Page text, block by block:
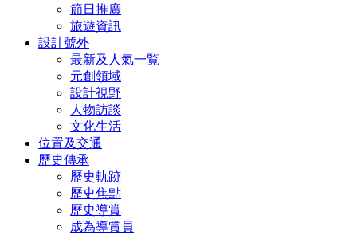
節日推廣
旅遊資訊
設計號外
最新及人氣一覧
元創領域
設計視野
人物訪談
文化生活
位置及交通
歷史傳承
歷史軌跡
歷史焦點
歷史導賞
成為導賞員